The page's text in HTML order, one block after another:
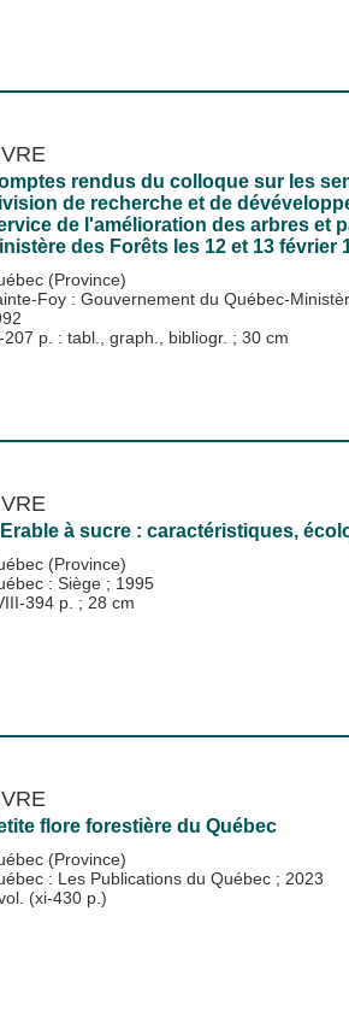
rendus du colloque sur les
de recherche et de
de l'amélioration des arbres et
des Forêts les 12 et 13 février
(Province)
Foy : Gouvernement du Québec-
207 p. : tabl., graph., bibliogr. ; 30 cm
à sucre : caractéristiques,
(Province)
: Siège ; 1995
394 p. ; 28 cm
flore forestière du Québec
(Province)
: Les Publications du Québec ; 2023
(xi-430 p.)